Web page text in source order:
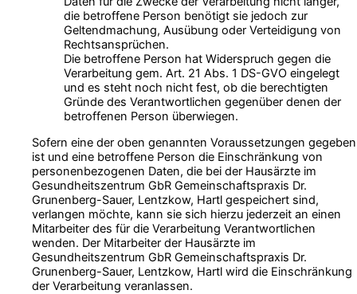
die betroffene Person benötigt sie jedoch zur
Geltendmachung, Ausübung oder Verteidigung von
Rechtsansprüchen.
Die betroffene Person hat Widerspruch gegen die
Verarbeitung gem. Art. 21 Abs. 1 DS-GVO eingelegt
und es steht noch nicht fest, ob die berechtigten
Gründe des Verantwortlichen gegenüber denen der
betroffenen Person überwiegen.
Sofern eine der oben genannten Voraussetzungen gegeben
ist und eine betroffene Person die Einschränkung von
personenbezogenen Daten, die bei der Hausärzte im
Gesundheitszentrum GbR Gemeinschaftspraxis Dr.
Grunenberg-Sauer, Lentzkow, Hartl gespeichert sind,
verlangen möchte, kann sie sich hierzu jederzeit an einen
Mitarbeiter des für die Verarbeitung Verantwortlichen
wenden. Der Mitarbeiter der Hausärzte im
Gesundheitszentrum GbR Gemeinschaftspraxis Dr.
Grunenberg-Sauer, Lentzkow, Hartl wird die Einschränkung
der Verarbeitung veranlassen.